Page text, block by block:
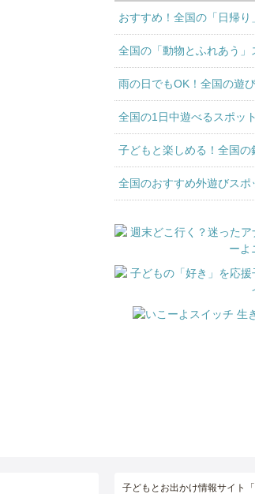
おすすめ！全国の「日帰り
全国の「動物とふれあう」
雨の日でもOK！全国の遊
全国の1日中遊べるスポット
子どもと楽しめる！全国の
全国のおすすめ外遊びスポ
子どもとお出かけ情報サイト